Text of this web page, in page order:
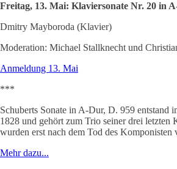
Freitag, 13. Mai: Klaviersonate Nr. 20 in
Dmitry Mayboroda (Klavier)
Moderation: Michael Stallknecht und
Anmeldung 13. Mai
***
Schuberts Sonate in A-Dur, D. 959 entstand
1828 und gehört zum Trio seiner drei letzten
wurden erst nach dem Tod des
Mehr dazu...